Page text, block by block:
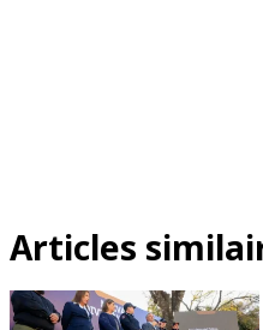
Articles